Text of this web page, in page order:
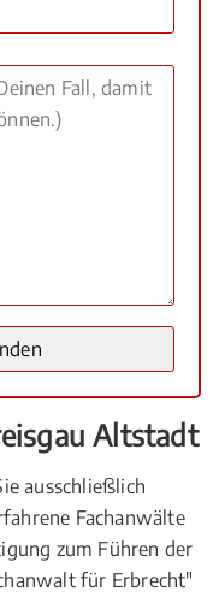
Altstadt
ausschließlich
Fachanwälte
zum Führen der
für Erbrecht"